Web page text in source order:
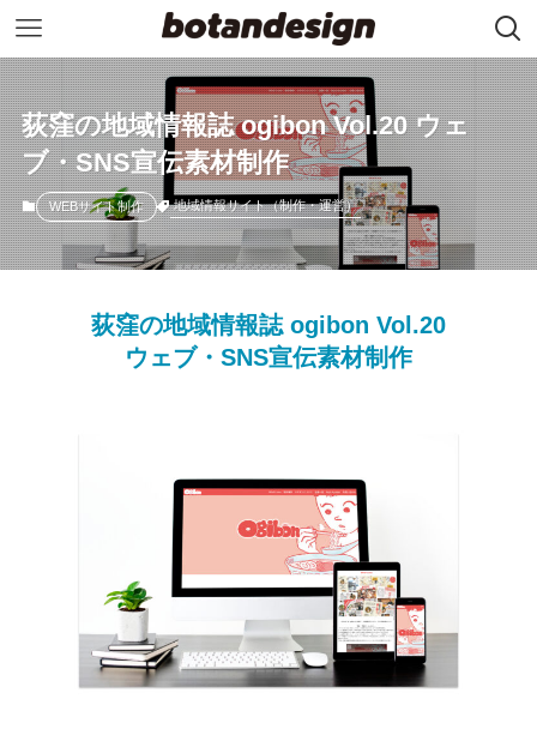
荻窪の地域情報誌 ogibon Vol.20 ウェ
ブ・SNS宣伝素材制作
WEBサイト制作 地域情報サイト（制作・運営）
荻窪の地域情報誌 ogibon Vol.20
ウェブ・SNS宣伝素材制作